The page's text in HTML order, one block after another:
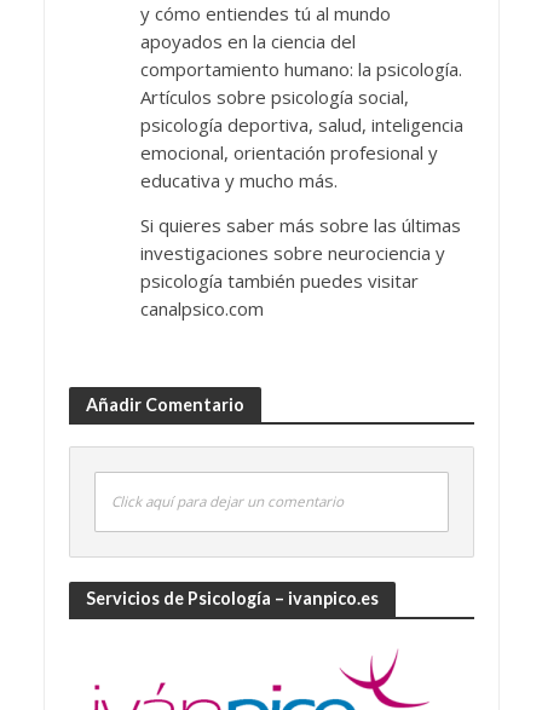
y cómo entiendes tú al mundo
apoyados en la ciencia del
comportamiento humano: la psicología.
Artículos sobre psicología social,
psicología deportiva, salud, inteligencia
emocional, orientación profesional y
educativa y mucho más.
Si quieres saber más sobre las últimas
investigaciones sobre neurociencia y
psicología también puedes visitar
canalpsico.com
Añadir Comentario
Click aquí para dejar un comentario
Servicios de Psicología – ivanpico.es